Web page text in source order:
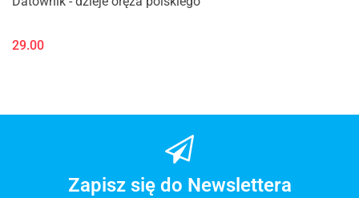
29.00
Zapisz się do Newslettera